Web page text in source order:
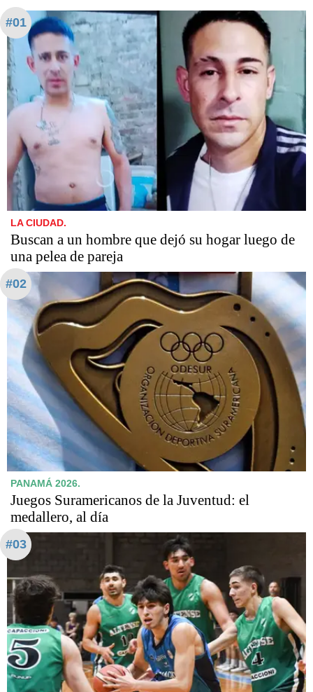
#01
LA CIUDAD.
Buscan a un hombre que dejó su hogar luego de
una pelea de pareja
#02
PANAMÁ 2026.
Juegos Suramericanos de la Juventud: el
medallero, al día
#03